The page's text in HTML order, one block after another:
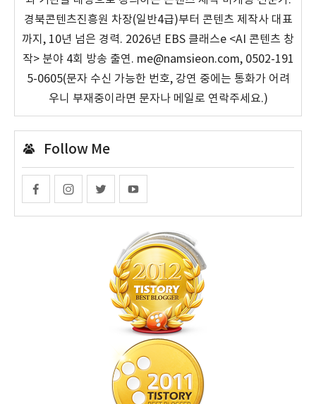
경북콘텐츠진흥원 차장(일반4급)부터 콘텐츠 제작사 대표
까지, 10년 넘은 경력. 2026년 EBS 클래스e <AI 콘텐츠 창
작> 분야 4회 방송 출연. me@namsieon.com, 0502-191
5-0605(문자 수신 가능한 번호, 강연 중에는 통화가 어려
우니 부재중이라면 문자나 메일로 연락주세요.)
Follow Me